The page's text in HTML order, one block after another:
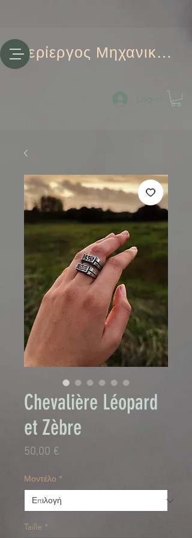
Περίεργος Μηχανικός
Log-in
Chevalière Léopard
et Zèbre
50,00 €
Μοντέλο *
Taille *